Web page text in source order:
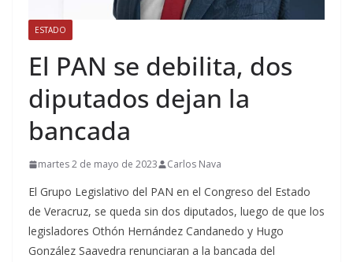
ESTADO
El PAN se debilita, dos
diputados dejan la
bancada
martes 2 de mayo de 2023 Carlos Nava
El Grupo Legislativo del PAN en el Congreso del Estado
de Veracruz, se queda sin dos diputados, luego de que los
legisladores Othón Hernández Candanedo y Hugo
González Saavedra renunciaran a la bancada del